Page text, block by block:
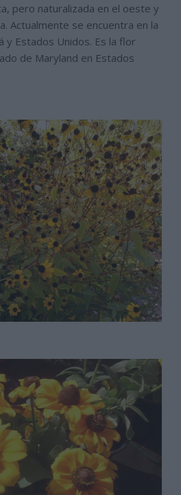
pero naturalizada en el oeste y
Actualmente se encuentra en la
y Estados Unidos. Es la flor
de Maryland en Estados